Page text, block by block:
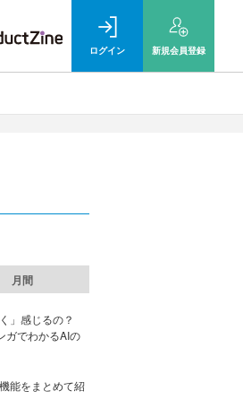
ログイン 新規会員登録
月間
」感じるの？
でわかるAIの
能をまとめて紹